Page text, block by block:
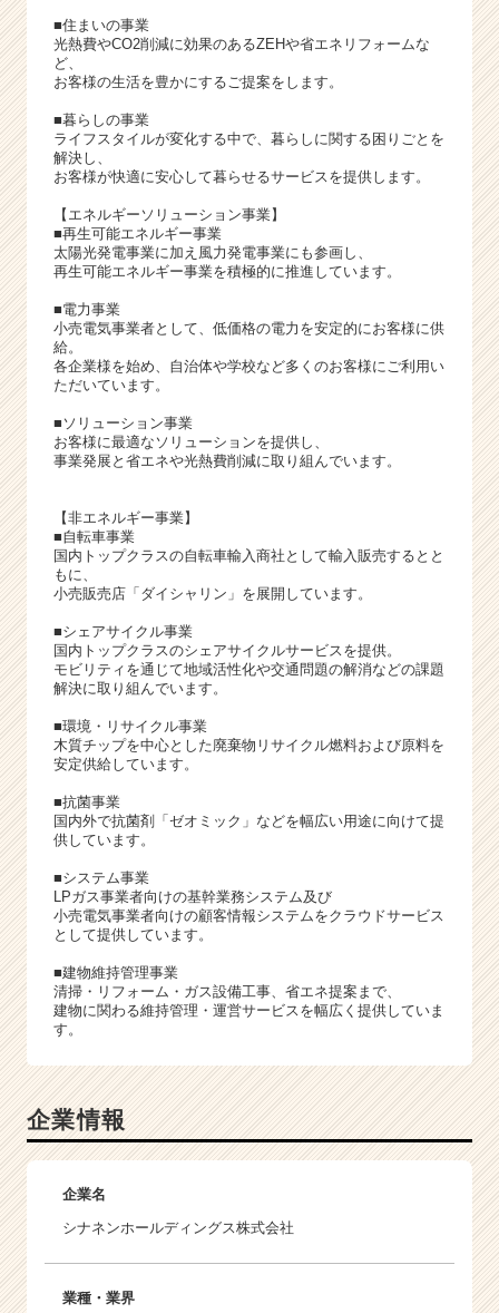
■住まいの事業
光熱費やCO2削減に効果のあるZEHや省エネリフォームな
ど、
お客様の生活を豊かにするご提案をします。
■暮らしの事業
ライフスタイルが変化する中で、暮らしに関する困りごとを
解決し、
お客様が快適に安心して暮らせるサービスを提供します。
【エネルギーソリューション事業】
■再生可能エネルギー事業
太陽光発電事業に加え風力発電事業にも参画し、
再生可能エネルギー事業を積極的に推進しています。
■電力事業
小売電気事業者として、低価格の電力を安定的にお客様に供
給。
各企業様を始め、自治体や学校など多くのお客様にご利用い
ただいています。
■ソリューション事業
お客様に最適なソリューションを提供し、
事業発展と省エネや光熱費削減に取り組んでいます。
【非エネルギー事業】
■自転車事業
国内トップクラスの自転車輸入商社として輸入販売するとと
もに、
小売販売店「ダイシャリン」を展開しています。
■シェアサイクル事業
国内トップクラスのシェアサイクルサービスを提供。
モビリティを通じて地域活性化や交通問題の解消などの課題
解決に取り組んでいます。
■環境・リサイクル事業
木質チップを中心とした廃棄物リサイクル燃料および原料を
安定供給しています。
■抗菌事業
国内外で抗菌剤「ゼオミック」などを幅広い用途に向けて提
供しています。
■システム事業
LPガス事業者向けの基幹業務システム及び
小売電気事業者向けの顧客情報システムをクラウドサービス
として提供しています。
■建物維持管理事業
清掃・リフォーム・ガス設備工事、省エネ提案まで、
建物に関わる維持管理・運営サービスを幅広く提供していま
す。
企業情報
企業名
シナネンホールディングス株式会社
業種・業界